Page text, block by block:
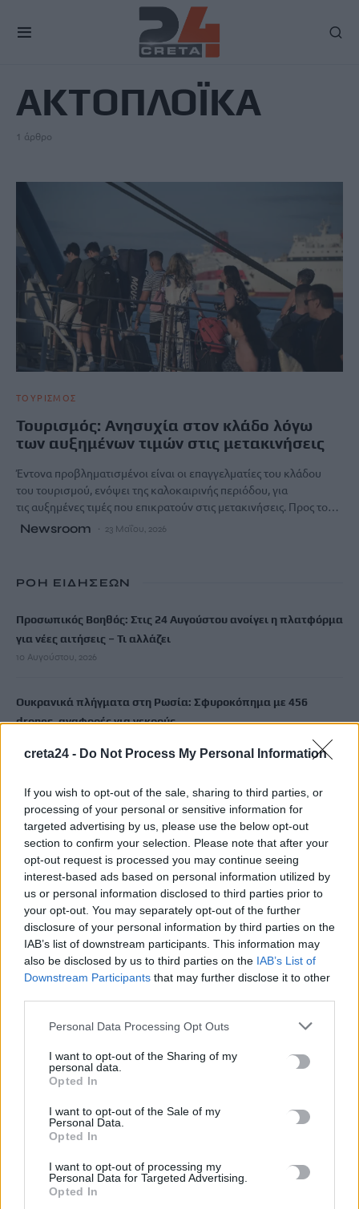
creta24 - Do Not Process My Personal Information
If you wish to opt-out of the sale, sharing to third parties, or
processing of your personal or sensitive information for
targeted advertising by us, please use the below opt-out
section to confirm your selection. Please note that after your
opt-out request is processed you may continue seeing
interest-based ads based on personal information utilized by
us or personal information disclosed to third parties prior to
your opt-out. You may separately opt-out of the further
disclosure of your personal information by third parties on the
IAB’s list of downstream participants. This information may
also be disclosed by us to third parties on the IAB’s List of
Downstream Participants that may further disclose it to other
Personal Data Processing Opt Outs
I want to opt-out of the Sharing of my
personal data.
Opted In
I want to opt-out of the Sale of my
Personal Data.
Opted In
I want to opt-out of processing my
Personal Data for Targeted Advertising.
Opted In
ΑΚΤΟΠΛΟΪΚΑ
1 άρθρο
ΤΟΥΡΙΣΜΟΣ
Τουρισμός: Ανησυχία στον κλάδο λόγω
των αυξημένων τιμών στις μετακινήσεις
Έντονα προβληματισμένοι είναι οι επαγγελματίες του κλάδου
του τουρισμού, ενόψει της καλοκαιρινής περιόδου, για
τις αυξημένες τιμές που επικρατούν στις μετακινήσεις. Προς το…
Newsroom 23 Μαΐου, 2026
ΡΟΗ ΕΙΔΗΣΕΩΝ
Προσωπικός Βοηθός: Στις 24 Αυγούστου ανοίγει η πλατφόρμα
για νέες αιτήσεις – Τι αλλάζει
10 Αυγούστου, 2026
Ουκρανικά πλήγματα στη Ρωσία: Σφυροκόπημα με 456
drones, αναφορές για νεκρούς
εγκαύματα από τις φλόγες
10 Αυγούστου, 2026
Voucher για παιδικούς σταθμούς: Σήμερα τα προσωρινά
αποτελέσματα, η προθεσμία για τις ενστάσεις
10 Αυγούστου, 2026
ΒΟΑΚ: Σεπτέμβριο η παράδοση των 10,2 χλμ του Νεάπολη-
Άγιος Νικόλαος – Οι απαλλοτριώσεις, οι αποζημιώσεις και το
Σε συναγερμό ο Καναδάς – Δασική πυρκαγιά μαίνεται
ανεξέλεγκτη από την Παρασκευή
10 Αυγούστου, 2026
«Εξοικονομώ – Επιχειρώ»: Παράταση έως τις 30 Νοεμβρίου
10 Αυγούστου, 2026